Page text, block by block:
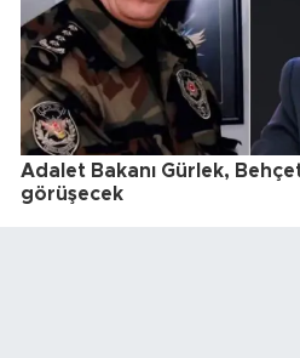
Adalet Bakanı Gürlek,
görüşecek